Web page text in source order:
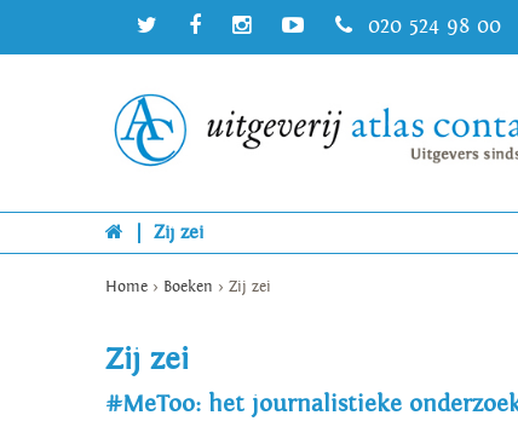
020 524 98 00
Zij zei
Home > Boeken > Zij zei
Zij zei
#MeToo: het journalistieke